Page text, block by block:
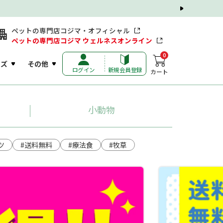
ペットの専門店コジマ・オフィシャル
ペットの専門店コジマ ウェルネスオンライン
その他
ログイン 新規会員登録
0
カート
小動物
#送料無料 #療法食 #牧草